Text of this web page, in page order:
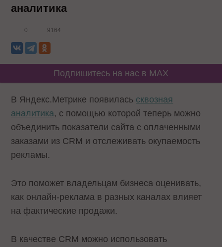
аналитика
0 9164
Подпишитесь на нас в MAX
В Яндекс.Метрике появилась сквозная
аналитика, с помощью которой теперь можно
объединить показатели сайта с оплаченными
заказами из CRM и отслеживать окупаемость
рекламы.
Это поможет владельцам бизнеса оценивать,
как онлайн-реклама в разных каналах влияет
на фактические продажи.
В качестве CRM можно использовать